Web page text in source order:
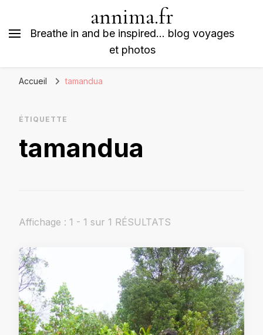
annima.fr
Breathe in and be inspired… blog voyages
et photos
Accueil tamandua
ÉTIQUETTE
tamandua
Affichage : 1 - 1 sur 1 RÉSULTATS